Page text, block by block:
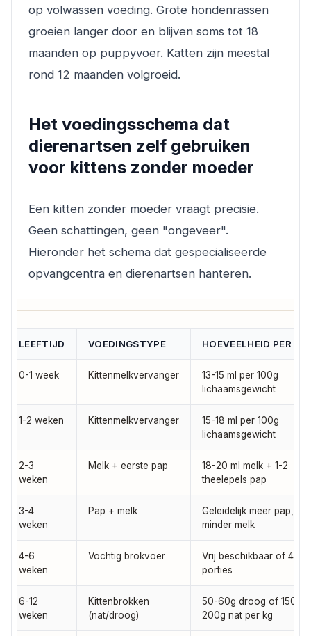
op volwassen voeding. Grote hondenrassen
groeien langer door en blijven soms tot 18
maanden op puppyvoer. Katten zijn meestal
rond 12 maanden volgroeid.
Het voedingsschema dat
dierenartsen zelf gebruiken
voor kittens zonder moeder
Een kitten zonder moeder vraagt precisie.
Geen schattingen, geen "ongeveer".
Hieronder het schema dat gespecialiseerde
opvangcentra en dierenartsen hanteren.
LEEFTIJD VOEDINGSTYPE HOEVEELHEID PER
0-1 week Kittenmelkvervanger
13-15 ml per 100g
lichaamsgewicht
1-2 weken Kittenmelkvervanger
15-18 ml per 100g
lichaamsgewicht
2-3
weken
Melk + eerste pap
18-20 ml melk + 1-2
theelepels pap
3-4
weken
Pap + melk
Geleidelijk meer pap,
minder melk
4-6
weken
Vochtig brokvoer
Vrij beschikbaar of 4-5
porties
6-12
weken
Kittenbrokken
(nat/droog)
50-60g droog of 150-
200g nat per kg